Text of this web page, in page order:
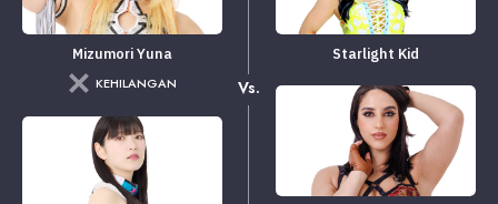
Mizumori Yuna
KEHILANGAN Vs.
Starlight Kid